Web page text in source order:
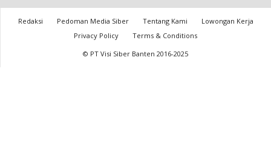
Redaksi Pedoman Media Siber Tentang Kami
Lowongan Kerja
Privacy Policy
Terms & Conditions
© PT Visi Siber Banten 2016-2025